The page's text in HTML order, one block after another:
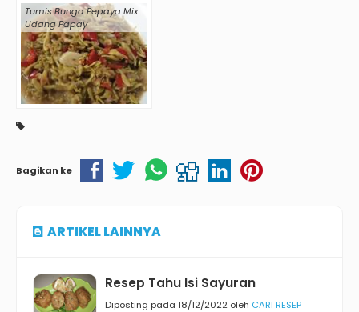
Tumis Bunga Pepaya Mix
Udang Papay
Bagikan ke
ARTIKEL LAINNYA
Resep Tahu Isi Sayuran
Diposting pada 18/12/2022 oleh CARI RESEP